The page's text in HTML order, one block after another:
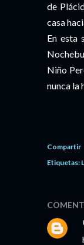
de
casa
En esta
Niño
nunca la
Compartir
Etiquetas: